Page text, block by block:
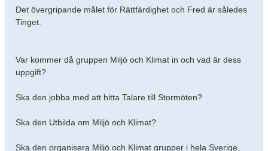
Det övergripande målet för Rättfärdighet och Fred är således
Tinget.
Var kommer då gruppen Miljö och Klimat in och vad är dess
uppgift?
Ska den jobba med att hitta Talare till Stormöten?
Ska den Utbilda om Miljö och Klimat?
Ska den organisera Miljö och Klimat grupper i hela Sverige,